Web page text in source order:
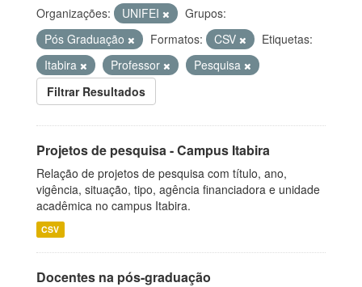
Organizações: UNIFEI
Grupos:
Pós Graduação
Formatos: CSV
Etiquetas:
Itabira
Professor
Pesquisa
Filtrar Resultados
Projetos de pesquisa - Campus Itabira
Relação de projetos de pesquisa com título, ano,
vigência, situação, tipo, agência financiadora e unidade
acadêmica no campus Itabira.
CSV
Docentes na pós-graduação